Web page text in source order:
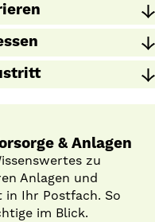
& Anlagen
zu
Anlagen und
Ihr Postfach. So
im Blick.